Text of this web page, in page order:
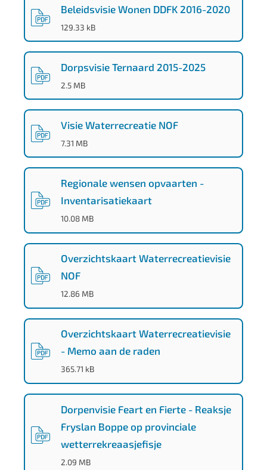
Beleidsvisie Wonen DDFK 2016-2020
(PDF
-
129.33 kB)
Dorpsvisie Ternaard 2015-2025
(
PDF
-
2.5 MB)
Visie Waterrecreatie NOF
(
PDF
-
7.31 MB)
Regionale wensen opvaarten -
Inventarisatiekaart
(PDF
-
10.08 MB)
Overzichtskaart Waterrecreatievisie
NOF
(PDF
-
12.86 MB)
Overzichtskaart Waterrecreatievisie
- Memo aan de raden
(
PDF
-
365.71 kB)
Dorpenvisie Feart en Fierte - Reaksje
Fryslan Boppe op provinciale
wetterrekreaasjefisje
(
PDF
-
2.09 MB)